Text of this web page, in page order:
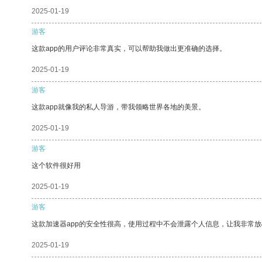
2025-01-19
游客
这款app的用户评论非常真实，可以帮助我做出更准确的选择。
2025-01-19
游客
这款app就像我的私人导游，带我领略世界各地的美景。
2025-01-19
游客
这个软件很好用
2025-01-19
游客
这款加速器app的安全性很高，使用过程中不会泄露个人信息，让我非常
2025-01-19